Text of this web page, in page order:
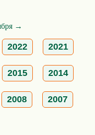
→
2022 2021
2015 2014
2008 2007